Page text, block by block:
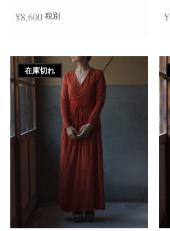
¥8,600 税別 ¥
在庫切れ